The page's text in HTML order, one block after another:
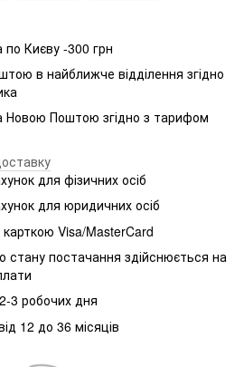
Києву -300 грн
в найближче відділення згідно
Новою Поштою згідно з тарифом
для фізичних осіб
для юридичних осіб
Visa/MasterCard
стану постачання здійснюється на
3 робочих дня
12 до 36 місяців